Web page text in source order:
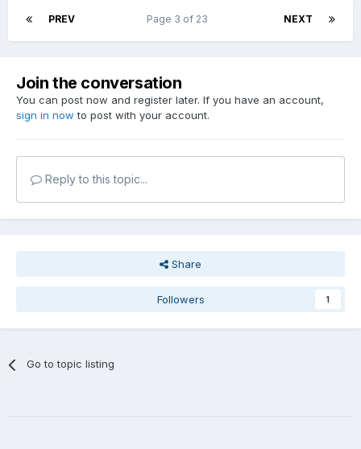
PREV NEXT
Page 3 of 23
Join the conversation
You can post now and register later. If you have an account,
sign in now to post with your account.
Reply to this topic...
Share
Followers 1
Go to topic listing